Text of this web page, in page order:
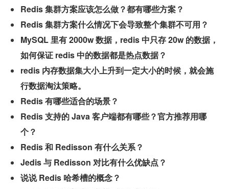
Redis 集群方案应该怎么做？都有哪些方案？
Redis 集群方案什么情况下会导致整个集群不可用？
MySQL 里有 2000w 数据，redis 中只存 20w 的数据，
如何保证 redis 中的数据都是热点数据？
redis 内存数据集大小上升到一定大小的时候，就会施
行数据淘汰策略。
Redis 有哪些适合的场景？
Redis 支持的 Java 客户端都有哪些？官方推荐用哪
个？
Redis 和 Redisson 有什么关系？
Jedis 与 Redisson 对比有什么优缺点？
说说 Redis 哈希槽的概念？